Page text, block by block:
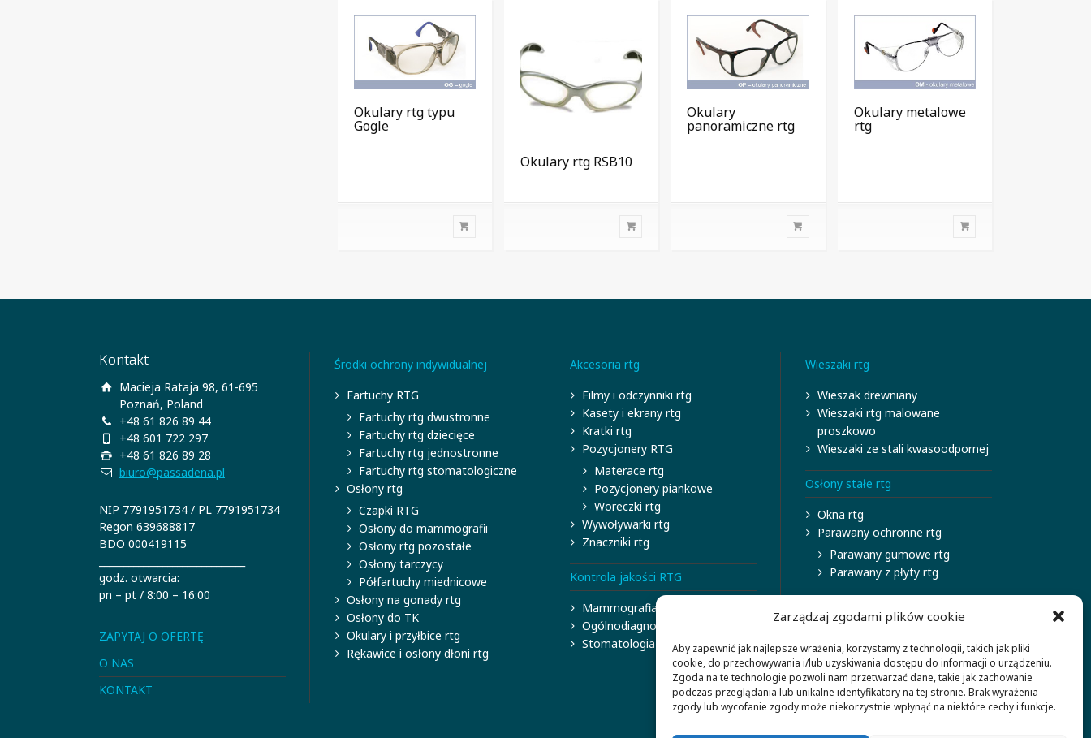
Zarządzaj zgodami plików cookie
Aby zapewnić jak najlepsze wrażenia, korzystamy z technologii, takich jak pliki
cookie, do przechowywania i/lub uzyskiwania dostępu do informacji o urządzeniu.
Zgoda na te technologie pozwoli nam przetwarzać dane, takie jak zachowanie
podczas przeglądania lub unikalne identyfikatory na tej stronie. Brak wyrażenia
zgody lub wycofanie zgody może niekorzystnie wpłynąć na niektóre cechy i funkcje.
Okulary rtg typu
Gogle
Okulary rtg RSB10
Okulary
panoramiczne rtg
Okulary metalowe
rtg
Kontakt
Macieja Rataja 98, 61-695
Poznań, Poland
+48 61 826 89 44
+48 601 722 297
+48 61 826 89 28
biuro@passadena.pl
NIP 7791951734 / PL 7791951734
Regon 639688817
BDO 000419115
godz. otwarcia:
pn – pt / 8:00 – 16:00
ZAPYTAJ O OFERTĘ
O NAS
KONTAKT
Środki ochrony indywidualnej
Fartuchy RTG
Fartuchy rtg dwustronne
Fartuchy rtg dziecięce
Fartuchy rtg jednostronne
Fartuchy rtg stomatologiczne
Osłony rtg
Czapki RTG
Osłony do mammografii
Osłony rtg pozostałe
Osłony tarczycy
Półfartuchy miednicowe
Osłony na gonady rtg
Osłony do TK
Okulary i przyłbice rtg
Rękawice i osłony dłoni rtg
Akcesoria rtg
Filmy i odczynniki rtg
Kasety i ekrany rtg
Kratki rtg
Pozycjonery RTG
Materace rtg
Pozycjonery piankowe
Woreczki rtg
Wywoływarki rtg
Znaczniki rtg
Kontrola jakości RTG
Mammografia
Ogólnodiagnostyka
Stomatologia
Wieszaki rtg
Wieszak drewniany
Wieszaki rtg malowane
proszkowo
Wieszaki ze stali kwasoodpornej
Osłony stałe rtg
Okna rtg
Parawany ochronne rtg
Parawany gumowe rtg
Parawany z płyty rtg